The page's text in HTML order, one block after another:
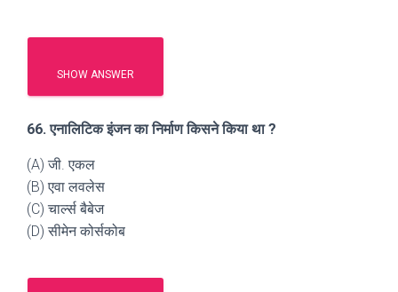
SHOW ANSWER
66. एनालिटिक इंजन का निर्माण किसने किया था ?
(A) जी. एकल
(B) एवा लवलेस
(C) चार्ल्स बैबेज
(D) सीमेन कोर्सकोब